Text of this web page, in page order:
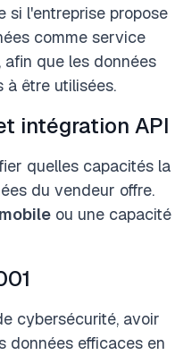
si l'entreprise propose
comme service
que les données
à être utilisées.
intégration API
quelles capacités la
du vendeur offre.
mobile ou une capacité
cybersécurité, avoir
données efficaces en